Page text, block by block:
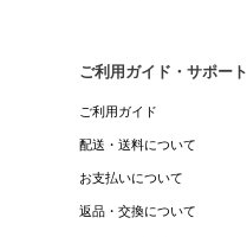
ご利用ガイド・サポート
ご利用ガイド
配送・送料について
お支払いについて
返品・交換について